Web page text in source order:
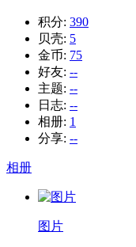
积分: 390
贝壳: 5
金币: 75
好友: --
主题: --
日志: --
相册: 1
分享: --
相册
图片